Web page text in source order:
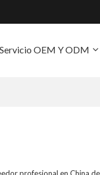
Servicio OEM Y ODM
profesional en China de